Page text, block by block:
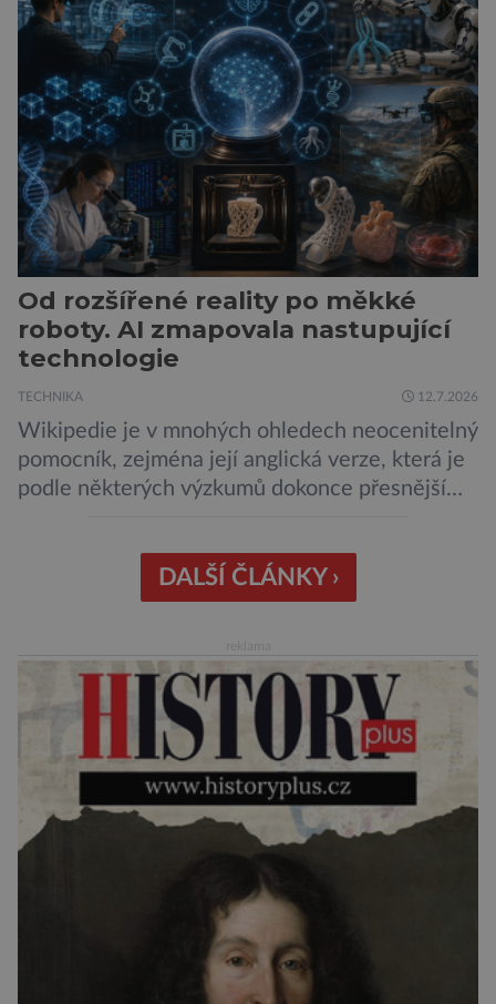
ukazuje, že i kompaktní elektromobil může být
autem, se kterým bez obav vyrazíte za hranice
města Peugeot se u modelu 208 trefil do
černého už […]
Od rozšířené reality po měkké
roboty. AI zmapovala nastupující
technologie
TECHNIKA 12.7.2026
Wikipedie je v mnohých ohledech neocenitelný
pomocník, zejména její anglická verze, která je
podle některých výzkumů dokonce přesnější
křišťálovou kouli, ze které umělá inteligence
věštila, které technologie v dohledné
Za vším stojí australští výzkumníci, kteří pomocí
umělé inteligence a […]
DALŠÍ ČLÁNKY ›